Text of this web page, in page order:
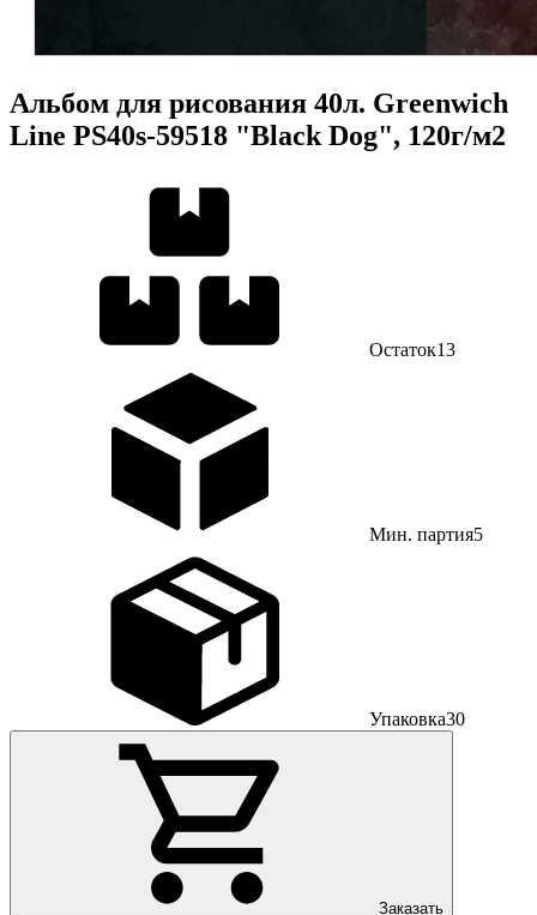
Альбом для рисования 40л. Greenwich
Line PS40s-59518 "Black Dog", 120г/м2
Остаток13
Мин. партия5
Упаковка30
Заказать